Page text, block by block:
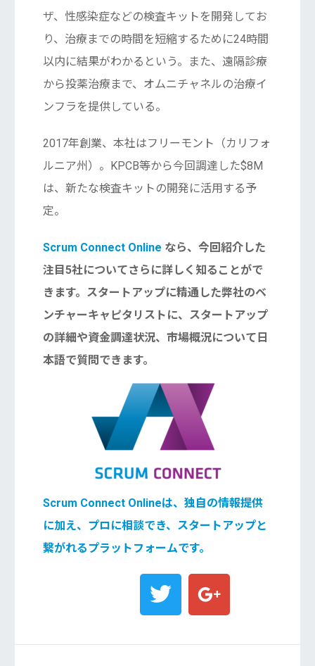
ザ、性感染症などの検査キットを開発してお
り、治療までの時間を短縮するために24時間
以内に結果がわかるという。また、遠隔診療
から投薬治療まで、オムニチャネルの治療イ
ンフラを提供している。
2017年創業、本社はフリーモント（カリフォ
ルニア州）。KPCB等から今回調達した$8M
は、新たな検査キットの開発に活用する予
定。
Scrum Connect Online なら、今回紹介した
注目5社についてさらに詳しく知ることがで
きます。スタートアップに精通した弊社のベ
ンチャーキャピタリストに、スタートアップ
の詳細や資金調達状況、市場概況について日
本語で質問できます。
Scrum Connect Onlineは、独自の情報提供
に加え、プロに相談でき、スタートアップと
繋がれるプラットフォームです。